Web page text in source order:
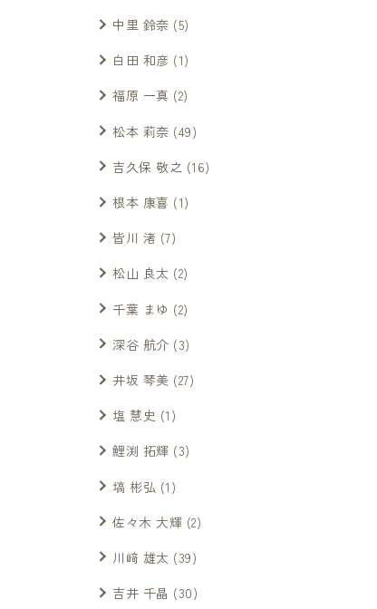
中里 鈴奈 (5)
白田 和彦 (1)
福原 一真 (2)
松本 莉奈 (49)
吉久保 敬之 (16)
根本 康喜 (1)
皆川 渚 (7)
松山 良太 (2)
千葉 まゆ (2)
深谷 航介 (3)
井坂 琴美 (27)
塩 慧史 (1)
鯉渕 拓輝 (3)
塙 彬弘 (1)
佐々木 大輝 (2)
川﨑 雄太 (39)
吉井 千晶 (30)